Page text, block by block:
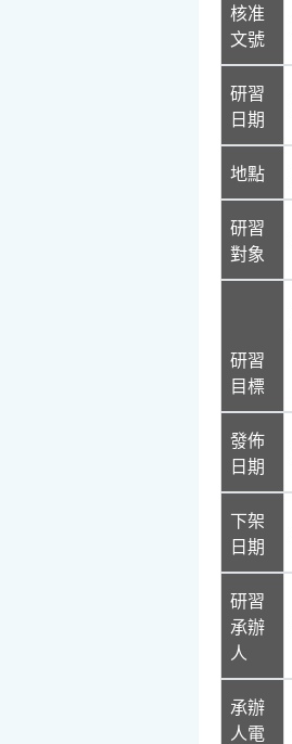
核准
文號
研習
日期
地點
研習
對象
研習
目標
發佈
日期
下架
日期
研習
承辦
人
承辦
人電